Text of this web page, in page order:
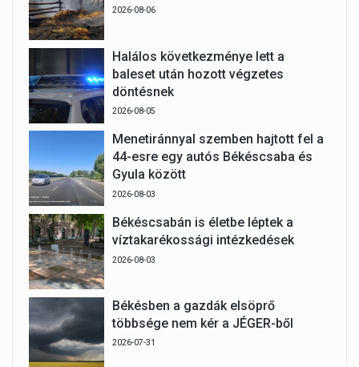
2026-08-06
Halálos következménye lett a
baleset után hozott végzetes
döntésnek
2026-08-05
Menetiránnyal szemben hajtott fel a
44-esre egy autós Békéscsaba és
Gyula között
2026-08-03
Békéscsabán is életbe léptek a
víztakarékossági intézkedések
2026-08-03
Békésben a gazdák elsöprő
többsége nem kér a JÉGER-ből
2026-07-31